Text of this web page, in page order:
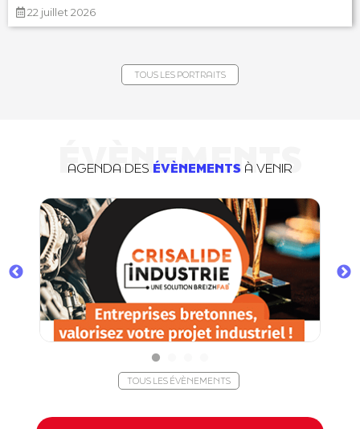
22 juillet 2026
TOUS LES PORTRAITS
ÉVÈNEMENTS
AGENDA DES ÉVÈNEMENTS À VENIR
TOUS LES ÉVÈNEMENTS